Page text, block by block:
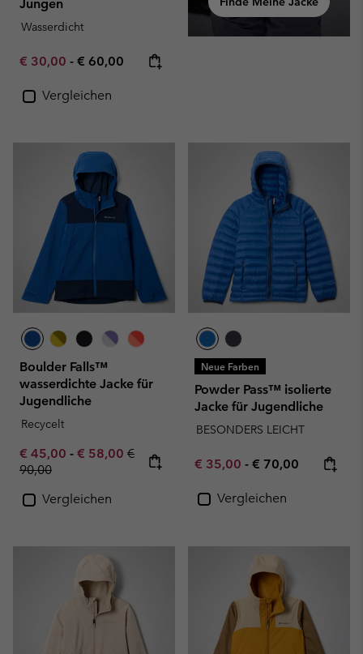
Jungen
Wasserdicht
Minimum sale price:
€ 30,00 - Maximum price:
€ 60,00
Vergleichen
Boulder Falls™
wasserdichte Jacke für
Jugendliche
Recycelt
Minimum sale price:
€ 45,00 - Maximum sale price:
€ 58,00 Regular price:
€
90,00
Vergleichen
Neue Farben
Powder Pass™ isolierte
Jacke für Jugendliche
BESONDERS LEICHT
Minimum sale price:
€ 35,00 - Maximum price:
€ 70,00
Vergleichen